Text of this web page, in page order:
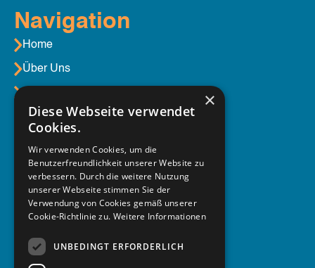
Navigation
Home
Über Uns
Unser Service
Berufsgruppen
Produktübersicht
Beratung
×
Diese Webseite verwendet
Cookies.
Wir verwenden Cookies, um die
Benutzerfreundlichkeit unserer Website zu
verbessern. Durch die weitere Nutzung
unserer Webseite stimmen Sie der
Verwendung von Cookies gemäß unserer
Cookie-Richtlinie zu. Weitere Informationen
UNBEDINGT ERFORDERLICH